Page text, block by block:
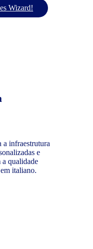
Wizard!
a infraestrutura
e
qualidade
italiano.